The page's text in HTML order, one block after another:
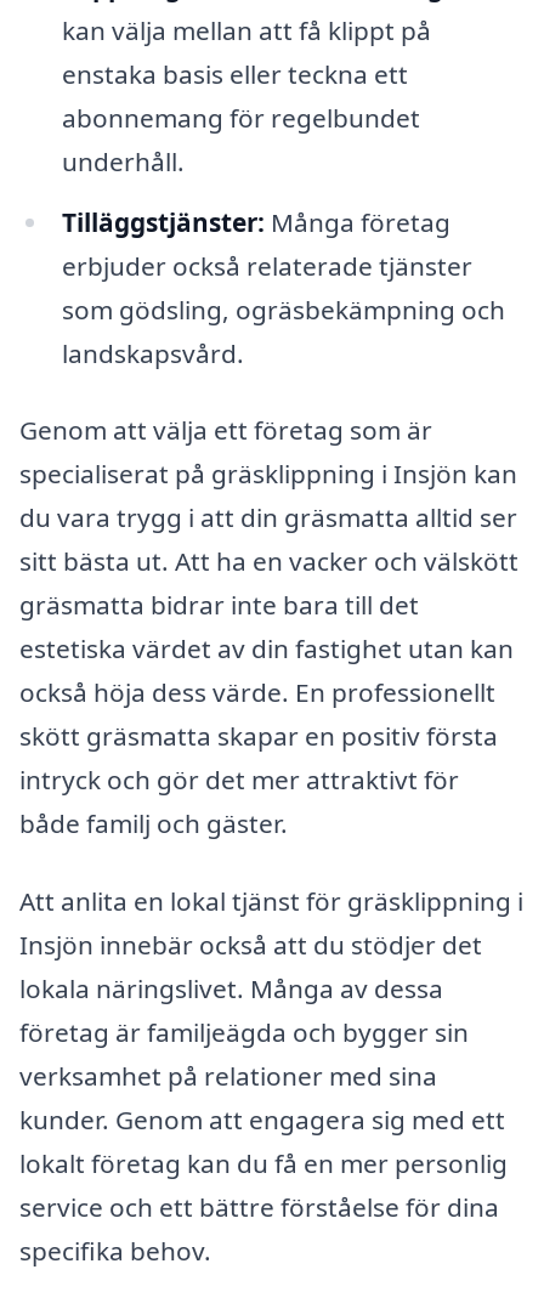
kan välja mellan att få klippt på
enstaka basis eller teckna ett
abonnemang för regelbundet
underhåll.
Tilläggstjänster: Många företag
erbjuder också relaterade tjänster
som gödsling, ogräsbekämpning och
landskapsvård.
Genom att välja ett företag som är
specialiserat på gräsklippning i Insjön kan
du vara trygg i att din gräsmatta alltid ser
sitt bästa ut. Att ha en vacker och välskött
gräsmatta bidrar inte bara till det
estetiska värdet av din fastighet utan kan
också höja dess värde. En professionellt
skött gräsmatta skapar en positiv första
intryck och gör det mer attraktivt för
både familj och gäster.
Att anlita en lokal tjänst för gräsklippning i
Insjön innebär också att du stödjer det
lokala näringslivet. Många av dessa
företag är familjeägda och bygger sin
verksamhet på relationer med sina
kunder. Genom att engagera sig med ett
lokalt företag kan du få en mer personlig
service och ett bättre förståelse för dina
specifika behov.